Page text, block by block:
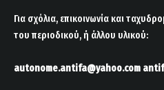
Για σχόλια, επικοινωνία και
του περιοδικού, ή άλλου υλικού:
autonome.antifa@yahoo.com